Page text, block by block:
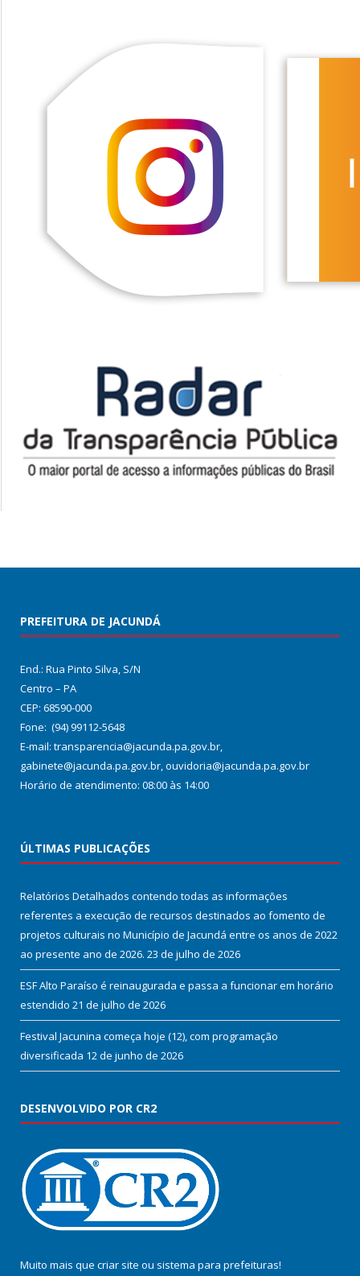
PREFEITURA DE JACUNDÁ
End.: Rua Pinto Silva, S/N
Centro – PA
CEP: 68590-000
Fone: (94) 99112-5648
E-mail: transparencia@jacunda.pa.gov.br,
gabinete@jacunda.pa.gov.br, ouvidoria@jacunda.pa.gov.br
Horário de atendimento: 08:00 às 14:00
ÚLTIMAS PUBLICAÇÕES
Relatórios Detalhados contendo todas as informações
referentes a execução de recursos destinados ao fomento de
projetos culturais no Município de Jacundá entre os anos de 2022
ao presente ano de 2026. 23 de julho de 2026
ESF Alto Paraíso é reinaugurada e passa a funcionar em horário
estendido 21 de julho de 2026
Festival Jacunina começa hoje (12), com programação
diversificada 12 de junho de 2026
DESENVOLVIDO POR CR2
Muito mais que criar site ou sistema para prefeituras!